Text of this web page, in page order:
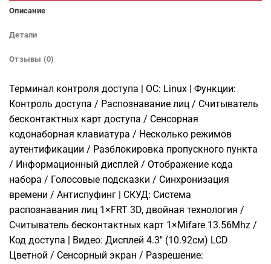
Описание
Детали
Отзывы (0)
Терминал контроля доступа | ОС: Linux | Функции:
Контроль доступа / Распознавание лиц / Считыватель
бесконтактных карт доступа / Сенсорная
кодонаборная клавиатура / Несколько режимов
аутентификации / Разблокировка пропускного пункта
/ Информационный дисплей / Отображение кода
набора / Голосовые подсказки / Синхронизация
времени / Антиспуфинг | СКУД: Система
распознавания лиц 1×FRT 3D, двойная технология /
Считыватель бесконтактных карт 1×Mifare 13.56Mhz /
Код доступа | Видео: Дисплей 4.3″ (10.92см) LCD
Цветной / Сенсорный экран / Разрешение: